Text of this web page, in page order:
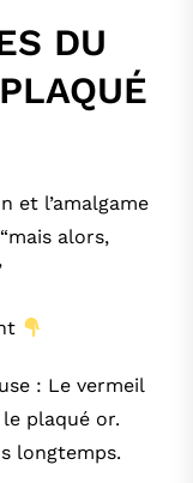
DU
et l’amalgame
alors,
: Le vermeil
plaqué or.
longtemps.